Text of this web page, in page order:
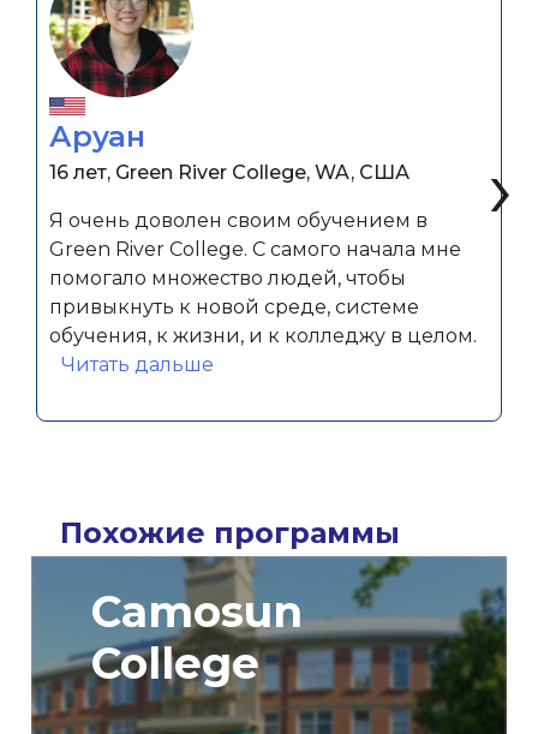
Аруан
16 лет, Green River College, WA, США
Я очень доволен своим обучением в
Green River College. С самого начала мне
помогало множество людей, чтобы
привыкнуть к новой среде, системе
обучения, к жизни, и к колледжу в целом.
Читать дальше
›
Похожие программы
Camosun
College